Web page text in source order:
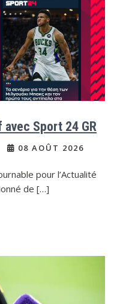
Sport 24 GR
08 AOÛT 2026
pour l’Actualité
de […]